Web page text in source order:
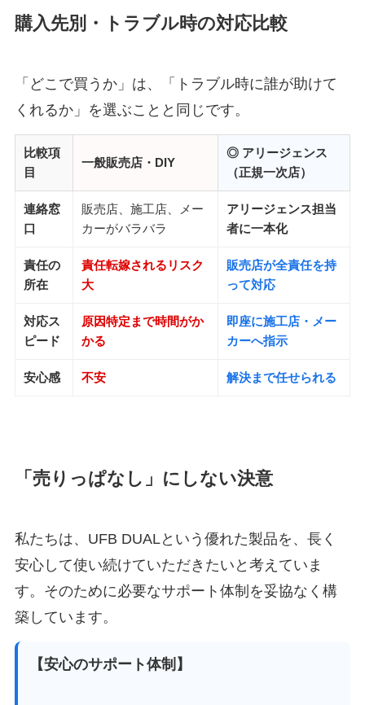
購入先別・トラブル時の対応比較
「どこで買うか」は、「トラブル時に誰が助けて
くれるか」を選ぶことと同じです。
比較項
目
一般販売店・DIY
◎ アリージェンス
（正規一次店）
連絡窓
口
販売店、施工店、メー
カーがバラバラ
アリージェンス担当
者に一本化
責任の
所在
責任転嫁されるリスク
大
販売店が全責任を持
って対応
対応ス
ピード
原因特定まで時間がか
かる
即座に施工店・メー
カーへ指示
安心感 不安 解決まで任せられる
「売りっぱなし」にしない決意
私たちは、UFB DUALという優れた製品を、長く
安心して使い続けていただきたいと考えていま
す。そのために必要なサポート体制を妥協なく構
築しています。
【安心のサポート体制】